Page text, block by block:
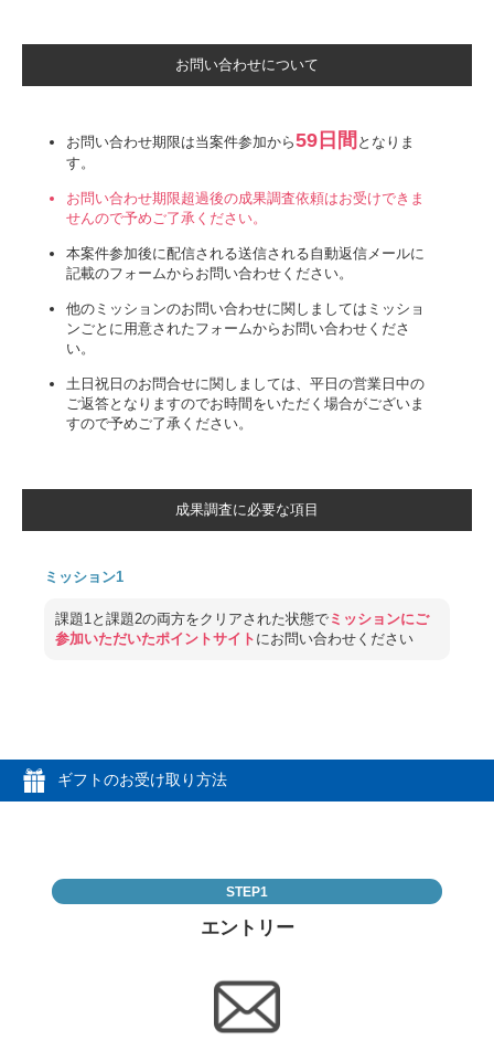
お問い合わせについて
お問い合わせ期限は当案件参加から59日間 となりま
す。
お問い合わせ期限超過後の成果調査依頼はお受けできま
せんので予めご了承ください。
本案件参加後に配信される送信される自動返信メールに
記載のフォームからお問い合わせください。
他のミッションのお問い合わせに関しましてはミッショ
ンごとに用意されたフォームからお問い合わせくださ
い。
土日祝日のお問合せに関しましては、平日の営業日中の
ご返答となりますのでお時間をいただく場合がございま
すので予めご了承ください。
成果調査に必要な項目
ミッション1
課題1と課題2の両方をクリアされた状態で ミッションにご
参加いただいたポイントサイト にお問い合わせください
ギフトのお受け取り方法
STEP1
エントリー